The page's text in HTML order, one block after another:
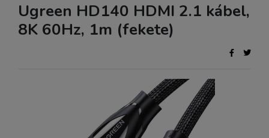
Ugreen HD140 HDMI 2.1 kábel,
8K 60Hz, 1m (fekete)